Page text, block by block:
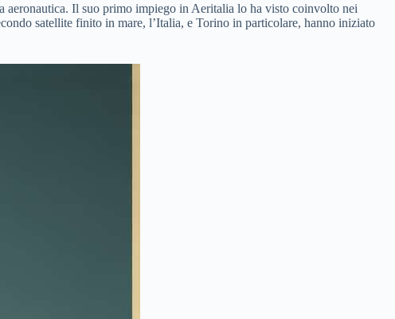
aeronautica. Il suo primo impiego in Aeritalia lo ha visto coinvolto nei
satellite finito in mare, l’Italia, e Torino in particolare, hanno iniziato